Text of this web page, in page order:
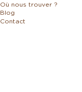
Où nous trouver ?
Blog
Contact